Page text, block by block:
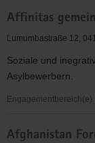
Pirna
e.V.
Affinitas
Lumumbastraße 12,
Soziale und
Asylbewerbern.
gemeinnützige
Afghanistan